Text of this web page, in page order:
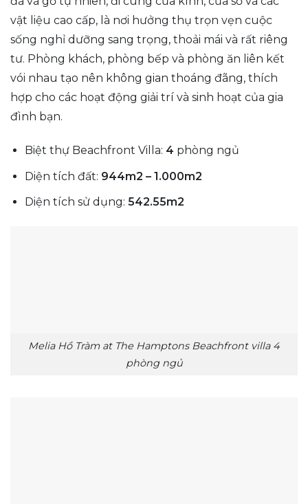
vật liệu cao cấp, là nơi hưởng thụ trọn vẹn cuộc
sống nghỉ dưỡng sang trọng, thoải mái và rất riêng
tư. Phòng khách, phòng bếp và phòng ăn liên kết
vói nhau tạo nên không gian thoáng đãng, thích
hợp cho các hoạt động giải trí và sinh hoạt của gia
đình bạn.
Biệt thự Beachfront Villa: 4 phòng ngủ
Diện tích đất: 944m2 – 1.000m2
Diện tích sử dụng: 542.55m2
Melia Hồ Tràm at The Hamptons Beachfront villa 4
phòng ngủ